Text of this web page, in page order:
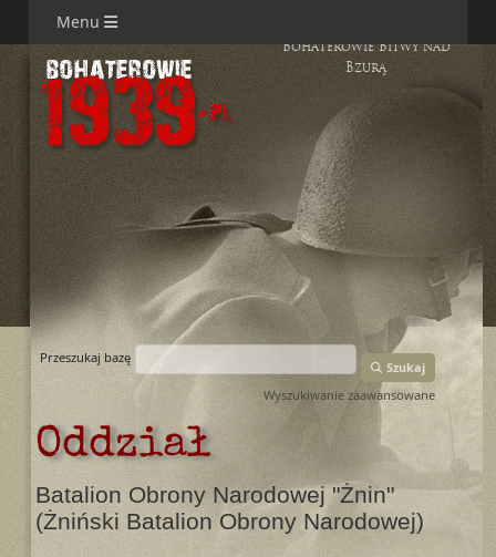
Menu
Bohaterowie Bitwy nad
Bzurą
Przeszukaj bazę
Szukaj
Wyszukiwanie zaawansowane
Oddział
Batalion Obrony Narodowej "Żnin"
(Żniński Batalion Obrony Narodowej)